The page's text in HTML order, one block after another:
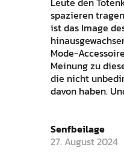
spazieren
ist das Image
Mode-
Meinung zu
die nicht
davon haben.
Senfbeilage
27. August 2024